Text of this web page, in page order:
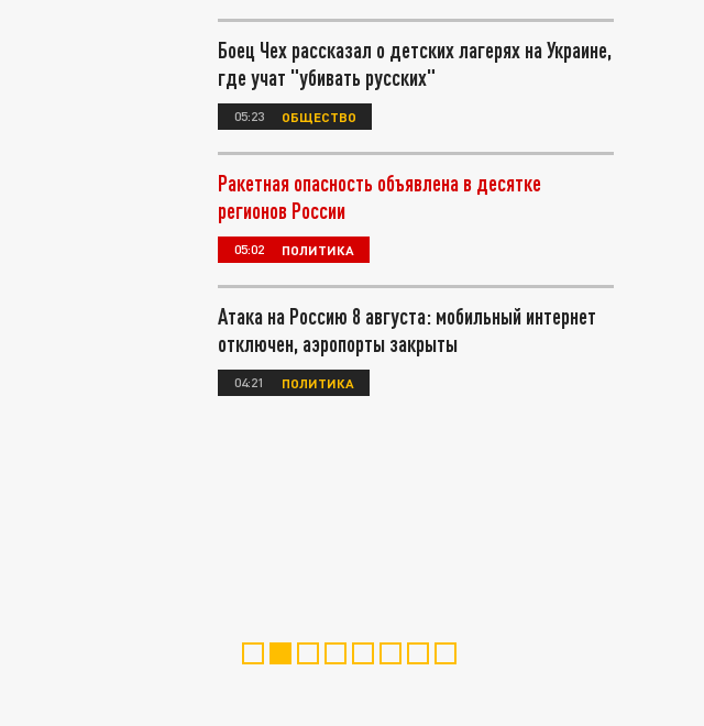
Боец Чех рассказал о детских лагерях на Украине,
где учат "убивать русских"
05:23 ОБЩЕСТВО
Ракетная опасность объявлена в десятке
регионов России
05:02 ПОЛИТИКА
Атака на Россию 8 августа: мобильный интернет
отключен, аэропорты закрыты
04:21 ПОЛИТИКА